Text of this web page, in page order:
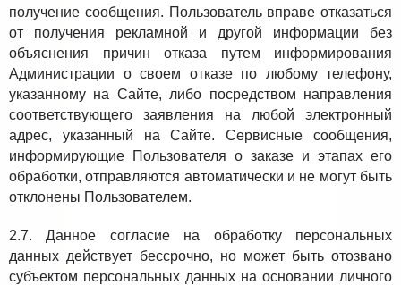
получение сообщения. Пользователь вправе отказаться
от получения рекламной и другой информации без
объяснения причин отказа путем информирования
Администрации о своем отказе по любому телефону,
указанному на Сайте, либо посредством направления
соответствующего заявления на любой электронный
адрес, указанный на Сайте. Сервисные сообщения,
информирующие Пользователя о заказе и этапах его
обработки, отправляются автоматически и не могут быть
отклонены Пользователем.
2.7. Данное согласие на обработку персональных
данных действует бессрочно, но может быть отозвано
субъектом персональных данных на основании личного